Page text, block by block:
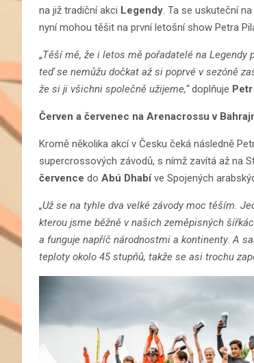
na již tradiční akci Legendy. Ta se uskuteční
nyní mohou těšit na první letošní show Petra
„Těší mě, že i letos mě pořadatelé na
teď se nemůžu dočkat až si poprvé v sezóně
že si ji všichni společně užijeme,“doplňuje
Červen a červenec na Arenacrossu v
Kromě několika akcí v Česku čeká následně
supercrossových závodů, s nímž zavítá až na
července do Abú Dhabíve Spojených
„Už se na tyhle dva velké závody moc těším.
kterou jsme běžně v našich zeměpisných
a funguje napříč národnostmi a kontinenty. A
teploty okolo 45 stupňů, takže se asi trochu